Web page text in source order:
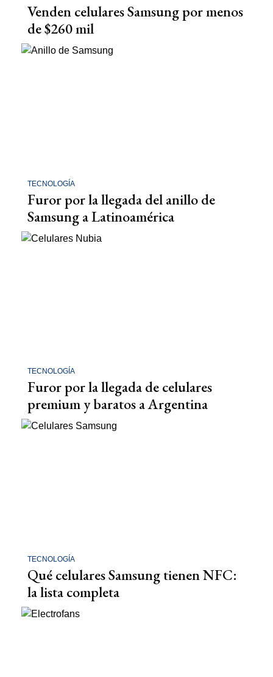
Venden celulares Samsung por menos
de $260 mil
TECNOLOGÍA
Furor por la llegada del anillo de
Samsung a Latinoamérica
TECNOLOGÍA
Furor por la llegada de celulares
premium y baratos a Argentina
TECNOLOGÍA
Qué celulares Samsung tienen NFC:
la lista completa